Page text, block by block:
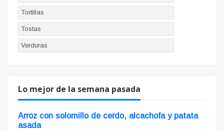
Tortillas
Tostas
Verduras
Lo mejor de la semana pasada
Arroz con solomillo de cerdo, alcachofa y patata
asada